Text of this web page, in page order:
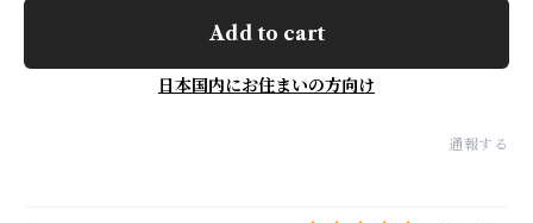
Add to cart
日本国内にお住まいの方向け
通報する